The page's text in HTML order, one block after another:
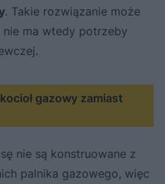
. Takie rozwiązanie może
ma wtedy potrzeby
gazowy zamiast
nie są konstruowane z
palnika gazowego, więc